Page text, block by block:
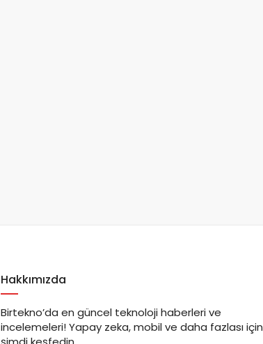
Hakkımızda
Birtekno’da en güncel teknoloji haberleri ve
incelemeleri! Yapay zeka, mobil ve daha fazlası için